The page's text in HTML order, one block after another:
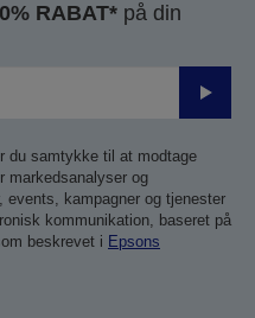
RABAT* på din
Send
du samtykke til at modtage
markedsanalyser og
events, kampagner og tjenester
kommunikation, baseret på
beskrevet i Epsons